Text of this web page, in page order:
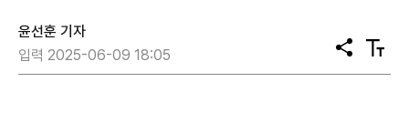
윤선훈 기자
입력 2025-06-09 18:05
공
유
텍
스